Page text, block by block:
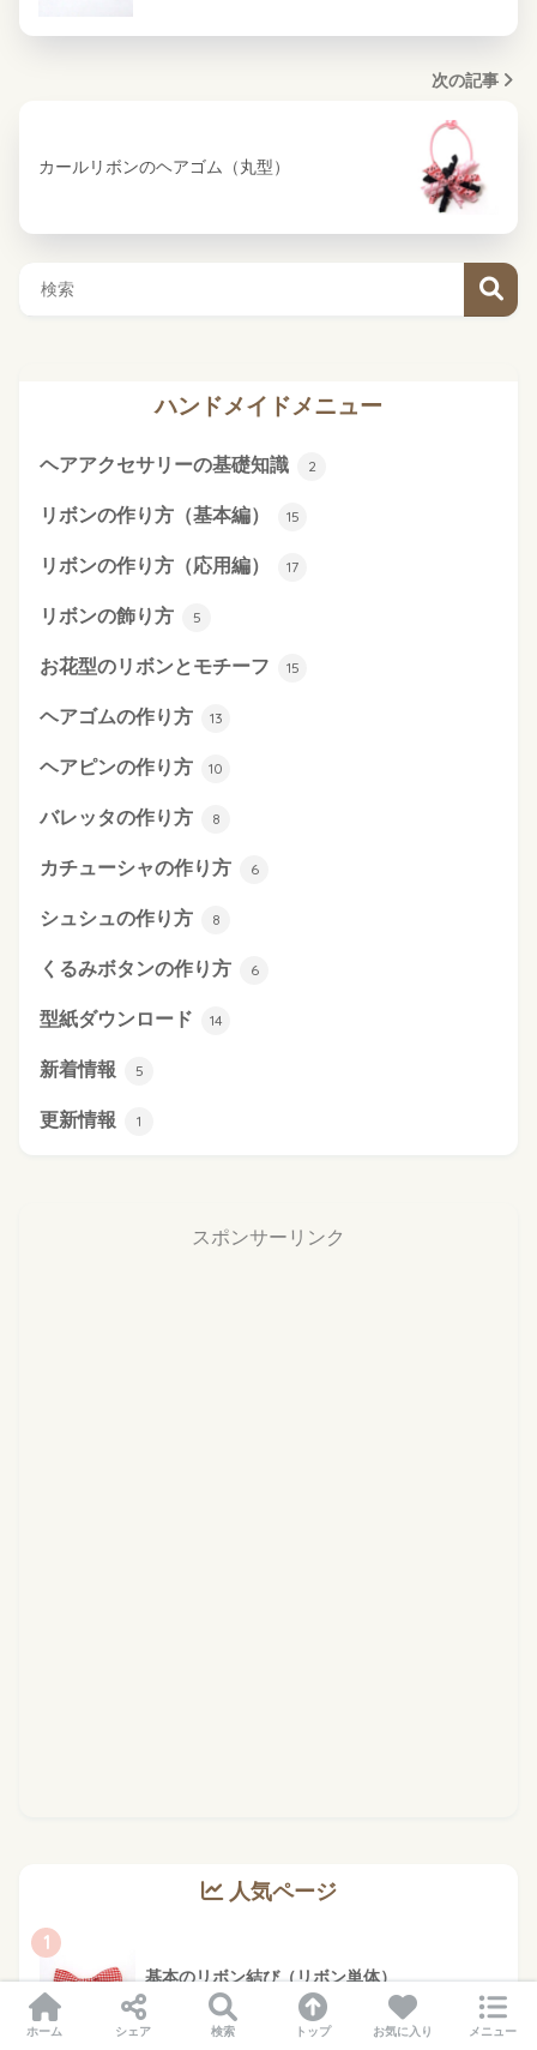
次の記事
カールリボンのヘアゴム（丸型）
ハンドメイドメニュー
ヘアアクセサリーの基礎知識 2
リボンの作り方（基本編） 15
リボンの作り方（応用編） 17
リボンの飾り方 5
お花型のリボンとモチーフ 15
ヘアゴムの作り方 13
ヘアピンの作り方 10
バレッタの作り方 8
カチューシャの作り方 6
シュシュの作り方 8
くるみボタンの作り方 6
型紙ダウンロード 14
新着情報 5
更新情報 1
スポンサーリンク
人気ページ
1
基本のリボン結び（リボン単体）
136602 views
ホーム シェア 検索 トップ お気に入り メニュー